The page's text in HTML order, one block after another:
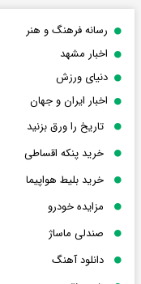
رسانه فرهنگ و هنر
اخبار مشهد
دنیای ورزش
اخبار ایران و جهان
تاریخ را ورق بزنید
خرید پنکه اقساطی
خرید بلیط هواپیما
مزایده خودرو
صندلی ماساژ
دانلود آهنگ